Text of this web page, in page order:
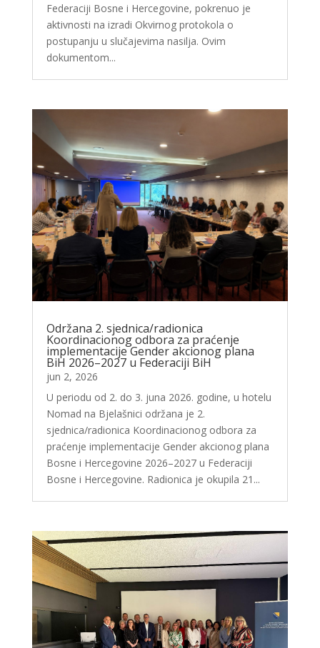
Federaciji Bosne i Hercegovine, pokrenuo je
aktivnosti na izradi Okvirnog protokola o
postupanju u slučajevima nasilja. Ovim
dokumentom...
Održana 2. sjednica/radionica
Koordinacionog odbora za praćenje
implementacije Gender akcionog plana
BiH 2026–2027 u Federaciji BiH
jun 2, 2026
U periodu od 2. do 3. juna 2026. godine, u hotelu
Nomad na Bjelašnici održana je 2.
sjednica/radionica Koordinacionog odbora za
praćenje implementacije Gender akcionog plana
Bosne i Hercegovine 2026–2027 u Federaciji
Bosne i Hercegovine. Radionica je okupila 21...